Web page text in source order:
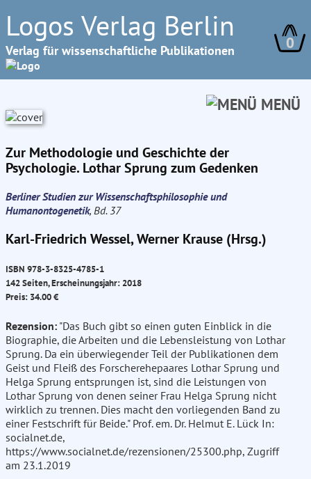
Logos Verlag Berlin
Verlag für wissenschaftliche Publikationen 0
MENÜ
Zur Methodologie und Geschichte der
Psychologie. Lothar Sprung zum Gedenken
Berliner Studien zur Wissenschaftsphilosophie und
Humanontogenetik, Bd. 37
Karl-Friedrich Wessel, Werner Krause (Hrsg.)
ISBN 978-3-8325-4785-1
142 Seiten, Erscheinungsjahr: 2018
Preis: 34.00 €
Rezension: "Das Buch gibt so einen guten Einblick in die
Biographie, die Arbeiten und die Lebensleistung von Lothar
Sprung. Da ein überwiegender Teil der Publikationen dem
Geist und Fleiß des Forscherehepaares Lothar Sprung und
Helga Sprung entsprungen ist, sind die Leistungen von
Lothar Sprung von denen seiner Frau Helga Sprung nicht
wirklich zu trennen. Dies macht den vorliegenden Band zu
einer Festschrift für Beide." Prof. em. Dr. Helmut E. Lück In:
socialnet.de,
https://www.socialnet.de/rezensionen/25300.php, Zugriff
am 23.1.2019